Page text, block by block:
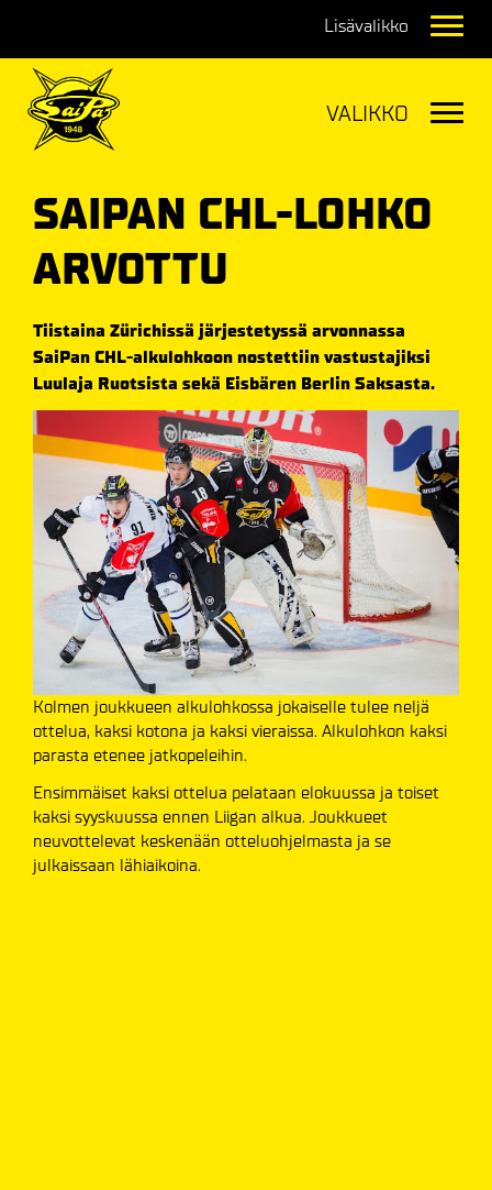
SAIPAN CHL-LOHKO
ARVOTTU
Tiistaina Zürichissä järjestetyssä arvonnassa
SaiPan CHL-alkulohkoon nostettiin vastustajiksi
Luulaja Ruotsista sekä Eisbären Berlin Saksasta.
Kolmen joukkueen alkulohkossa jokaiselle tulee neljä
ottelua, kaksi kotona ja kaksi vieraissa. Alkulohkon kaksi
parasta etenee jatkopeleihin.
Ensimmäiset kaksi ottelua pelataan elokuussa ja toiset
kaksi syyskuussa ennen Liigan alkua. Joukkueet
neuvottelevat keskenään otteluohjelmasta ja se
julkaissaan lähiaikoina.